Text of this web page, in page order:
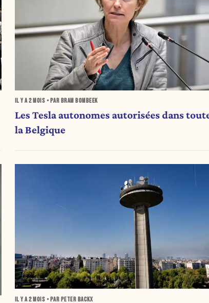
IL Y A2 MOIS • PAR BRAM BOMBEEK
Les Tesla autonomes autorisées dans
la Belgique
IL Y A2 MOIS • PAR PETER BACKX